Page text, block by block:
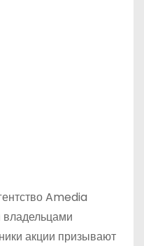
Amedia
акции призывают